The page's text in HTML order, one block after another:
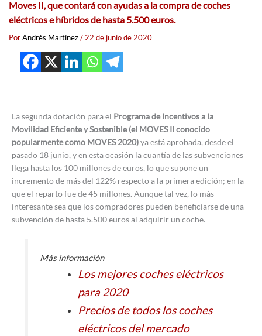
Moves II, que contará con ayudas a la compra de coches
eléctricos e híbridos de hasta 5.500 euros.
PorAndrés Martínez/ 22 de junio de 2020
La segunda dotación para el Programa de Incentivos a la
Movilidad Eficiente y Sostenible (el MOVES II conocido
popularmente como MOVES 2020)ya está aprobada, desde el
pasado 18 junio, y en esta ocasión la cuantía de las subvenciones
llega hasta los 100 millones de euros, lo que supone un
incremento de más del 122% respecto a la primera edición; en la
que el reparto fue de 45 millones. Aunque tal vez, lo más
interesante sea que los compradores pueden beneficiarse de una
subvención de hasta 5.500 euros al adquirir un coche.
Más información
Los mejores coches eléctricos
para 2020
Precios de todos los coches
eléctricos del mercado